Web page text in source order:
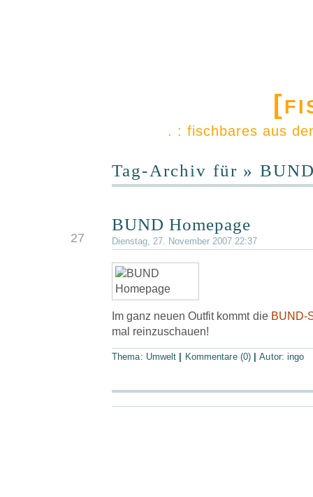
. : fischbares aus
Tag-Archiv für »
27
BUND Homepage
Dienstag, 27. November 2007 22:37
Im ganz neuen Outfit kommt die BUND-
mal reinzuschauen!
Thema: Umwelt Kommentare (0) |Autor:ingo